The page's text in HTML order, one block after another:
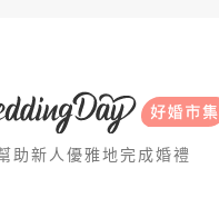
助新人優雅地完成婚禮